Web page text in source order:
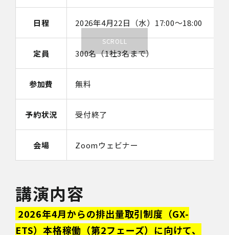
日程 2026年4月22日（水）17:00～18:00
定員 300名（1社3名まで）
参加費 無料
予約状況 受付終了
会場 Zoomウェビナー
講演内容
2026年4月からの排出量取引制度（GX-
ETS）本格稼働（第2フェーズ）に向けて、